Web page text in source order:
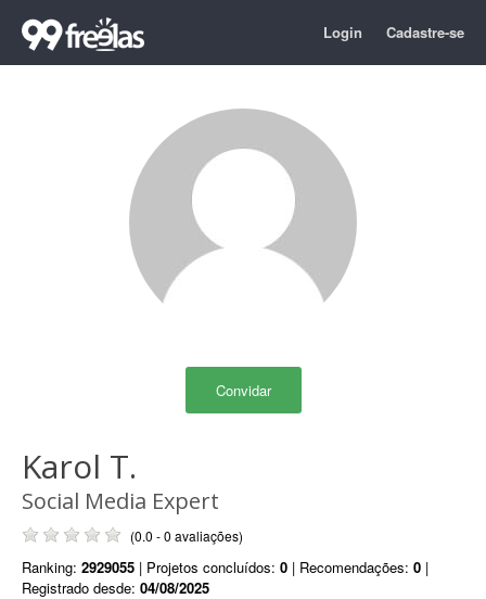
Login Cadastre-se
Convidar
Karol T.
Social Media Expert
(0.0 - 0 avaliações)
Ranking: 2929055 | Projetos concluídos: 0 | Recomendações: 0 |
Registrado desde: 04/08/2025